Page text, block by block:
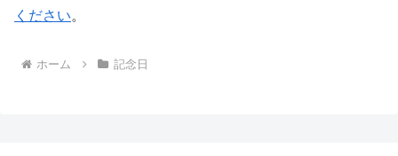
ください。
ホーム 記念日